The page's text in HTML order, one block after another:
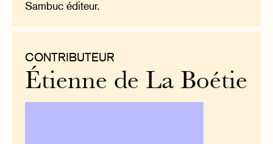
Sambuc éditeur.
CONTRIBUTEUR
Étienne de La Boétie